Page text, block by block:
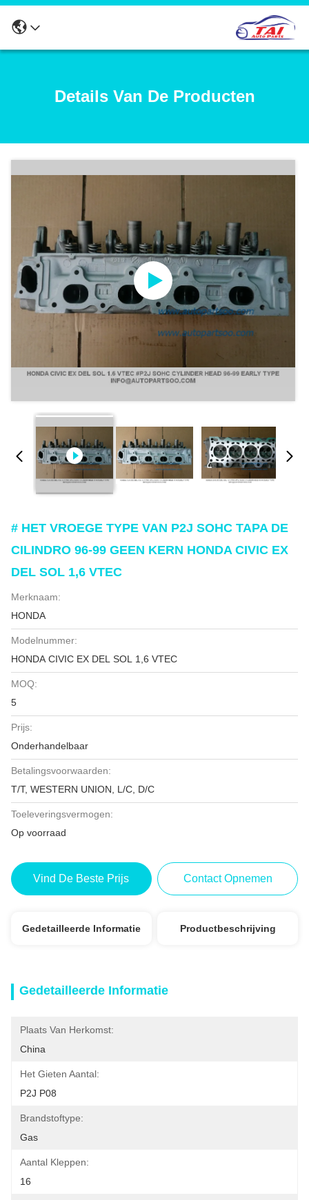
Details Van De Producten
# HET VROEGE TYPE VAN P2J SOHC TAPA DE
CILINDRO 96-99 GEEN KERN HONDA CIVIC EX
DEL SOL 1,6 VTEC
Merknaam:
HONDA
Modelnummer:
HONDA CIVIC EX DEL SOL 1,6 VTEC
MOQ:
5
Prijs:
Onderhandelbaar
Betalingsvoorwaarden:
T/T, WESTERN UNION, L/C, D/C
Toeleveringsvermogen:
Op voorraad
Vind De Beste Prijs Contact Opnemen
Gedetailleerde Informatie Productbeschrijving
Gedetailleerde Informatie
Plaats Van Herkomst:
China
Het Gieten Aantal:
P2J P08
Brandstoftype:
Gas
Aantal Kleppen:
16